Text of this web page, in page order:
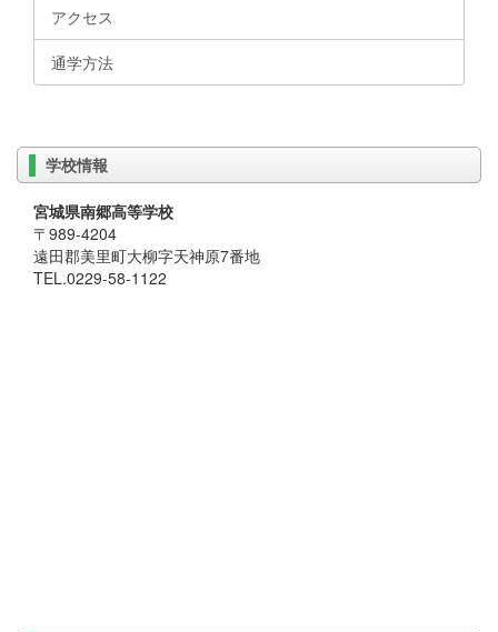
アクセス
通学方法
学校情報
宮城県南郷高等学校
〒989-4204
遠田郡美里町大柳字天神原7番地
TEL.0229-58-1122